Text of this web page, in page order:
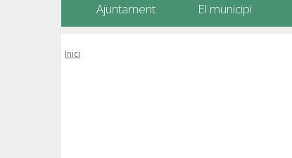
Ajuntament El municipi
Inici